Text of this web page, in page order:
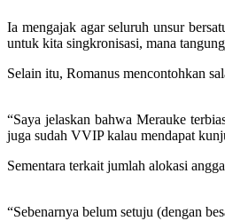
Ia mengajak agar seluruh unsur
untuk kita singkronisasi, mana
Selain itu, Romanus mencontohkan
“Saya jelaskan bahwa Merauke
juga sudah VVIP kalau mendapat
Sementara terkait jumlah alokasi
“Sebenarnya belum setuju (dengan